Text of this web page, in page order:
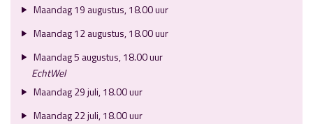
Maandag 19 augustus, 18.00 uur
Maandag 12 augustus, 18.00 uur
Maandag 5 augustus, 18.00 uur
EchtWel
Maandag 29 juli, 18.00 uur
Maandag 22 juli, 18.00 uur